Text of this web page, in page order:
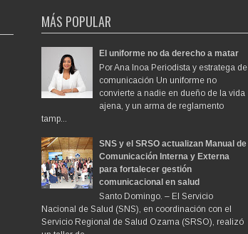
MÁS POPULAR
El uniforme no da derecho a matar
Por Ana Inoa Periodista y estratega de
comunicación Un uniforme no
convierte a nadie en dueño de la vida
ajena, y un arma de reglamento
tamp...
SNS y el SRSO actualizan Manual de
Comunicación Interna y Externa
para fortalecer gestión
comunicacional en salud
Santo Domingo. – El Servicio
Nacional de Salud (SNS), en coordinación con el
Servicio Regional de Salud Ozama (SRSO), realizó